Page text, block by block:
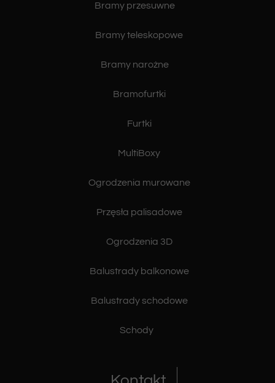
Schody
Balustrady schodowe
Balustrady balkonowe
Ogrodzenia 3D
Przęsła palisadowe
Ogrodzenia murowane
MultiBoxy
Furtki
Bramofurtki
Bramy narożne
Bramy teleskopowe
Bramy przesuwne